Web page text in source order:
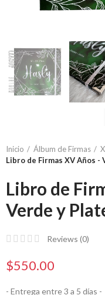
Inicio Álbum de Firmas
Libro de Firmas XV Años -
Libro de
Verde y
Reviews (0)
$550.00
- Entrega entre 3 a 5 días -